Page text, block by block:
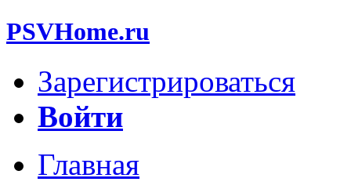
PSVHome.ru
Зарегистрироваться
Войти
Главная